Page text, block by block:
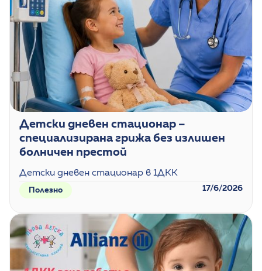
Детски дневен стационар –
специализирана грижа без излишен
болничен престой
Детски дневен стационар в 1ДКК
Полезно 17/6/2026